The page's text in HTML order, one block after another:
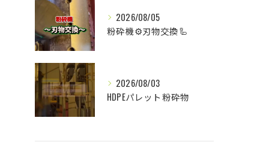
2026/08/05
粉砕機⚙️刃物交換🦾
2026/08/03
HDPEパレット粉砕物